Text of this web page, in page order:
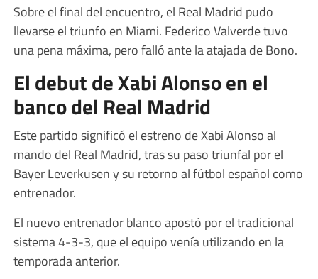
Sobre el final del encuentro, el Real Madrid pudo
llevarse el triunfo en Miami. Federico Valverde tuvo
una pena máxima, pero falló ante la atajada de Bono.
El debut de Xabi Alonso en el
banco del Real Madrid
Este partido significó el estreno de Xabi Alonso al
mando del Real Madrid, tras su paso triunfal por el
Bayer Leverkusen y su retorno al fútbol español como
entrenador.
El nuevo entrenador blanco apostó por el tradicional
sistema 4-3-3, que el equipo venía utilizando en la
temporada anterior.